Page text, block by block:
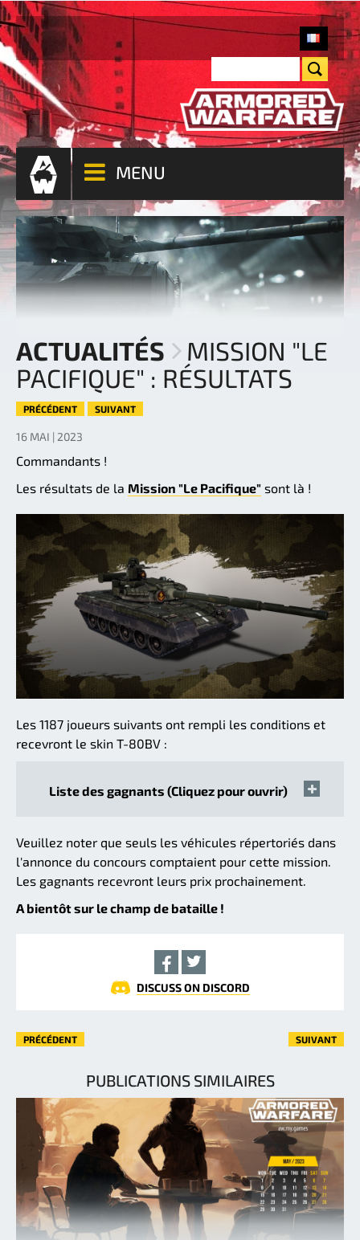
MENU
ACTUALITÉS
MISSION "LE
PACIFIQUE" : RÉSULTATS
PRÉCÉDENT SUIVANT
16 MAI | 2023
Commandants !
Les résultats de la Mission "Le Pacifique" sont là !
Les 1187 joueurs suivants ont rempli les conditions et
recevront le skin T-80BV :
Liste des gagnants (Cliquez pour ouvrir)
Veuillez noter que seuls les véhicules répertoriés dans
l'annonce du concours comptaient pour cette mission.
Les gagnants recevront leurs prix prochainement.
A bientôt sur le champ de bataille !
DISCUSS ON DISCORD
PRÉCÉDENT SUIVANT
PUBLICATIONS SIMILAIRES